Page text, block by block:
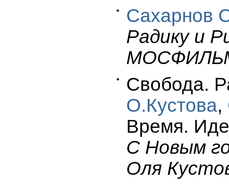
Сахарнов
Радику и
Свобода.
О.Кустова,
Время.
С Новым
Оля